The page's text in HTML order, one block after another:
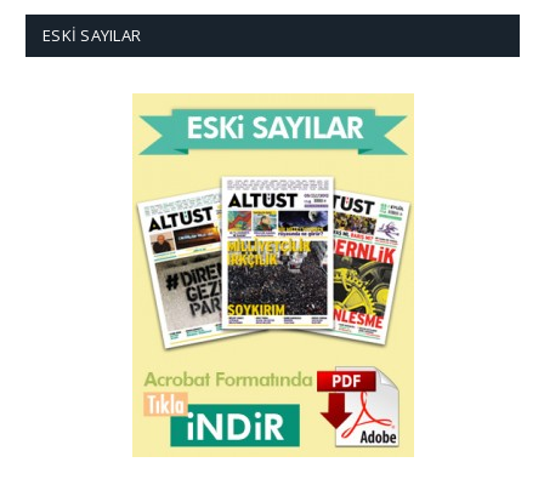
ESKI SAYILAR